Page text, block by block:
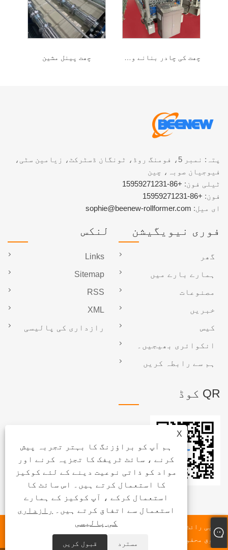
چھت پینل مشین
X
ہم آپ کو براؤزنگ کا بہتر تجربہ پیش
کرنے ، سائٹ ٹریفک کا تجزیہ کرنے اور
مواد کو ذاتی نوعیت دینے کے لئے کوکیز
کا استعمال کرتے ہیں۔ اس سائٹ کا
استعمال کرکے ، آپ کوکیز کے ہمارے
استعمال سے اتفاق کرتے ہیں۔
رازداری
کی پالیسی
مسترد قبول کریں
پتہ: نمبر 5، فومنگ روڈ، ٹونگان ڈسٹرکٹ، زیامین سٹی،
فیوجیان صوبہ، چین
ٹیلی فون: +86-15959271231
فون: +86-15959271231
ای میل: sophie@beenew-rollformer.com
فوری نیویگیشن
گھر
ہمارے بارے میں
مصنوعات
خبریں
کیس
انکوائری بھیجیں۔
ہم سے رابطہ کریں
لنکس
Links
Sitemap
RSS
XML
رازداری کی پالیسی
QR کوڈ
حقوق محفوظ ہیں۔